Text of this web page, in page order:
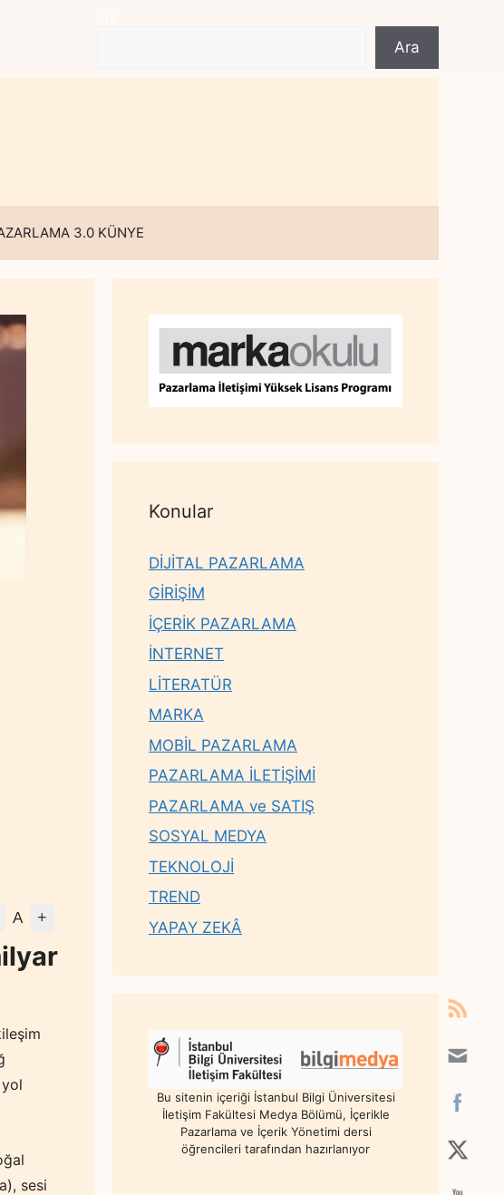
Ara
3.0 KÜNYE
A +
sesi
Konular
DİJİTAL PAZARLAMA
GİRİŞİM
İÇERİK PAZARLAMA
İNTERNET
LİTERATÜR
MARKA
MOBİL PAZARLAMA
PAZARLAMA İLETİŞİMİ
PAZARLAMA ve SATIŞ
SOSYAL MEDYA
TEKNOLOJİ
TREND
YAPAY ZEKÂ
Bu sitenin içeriği İstanbul Bilgi Üniversitesi
İletişim Fakültesi Medya Bölümü, İçerikle
Pazarlama ve İçerik Yönetimi dersi
öğrencileri tarafından hazırlanıyor